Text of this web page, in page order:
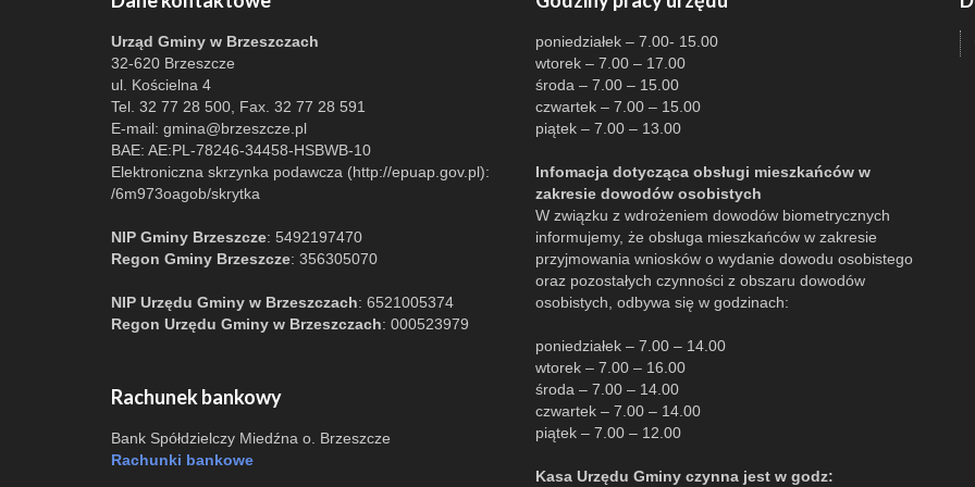
Urząd Gminy w Brzeszczach
32-620 Brzeszcze
ul. Kościelna 4
Tel. 32 77 28 500, Fax. 32 77 28 591
E-mail: gmina@brzeszcze.pl
BAE: AE:PL-78246-34458-HSBWB-10
Elektroniczna skrzynka podawcza (http://epuap.gov.pl):
/6m973oagob/skrytka
NIP Gminy Brzeszcze: 5492197470
Regon Gminy Brzeszcze: 356305070
NIP Urzędu Gminy w Brzeszczach: 6521005374
Regon Urzędu Gminy w Brzeszczach: 000523979
Rachunek bankowy
Bank Spółdzielczy Miedźna o. Brzeszcze
Rachunki bankowe
poniedziałek – 7.00- 15.00
wtorek – 7.00 – 17.00
środa – 7.00 – 15.00
czwartek – 7.00 – 15.00
piątek – 7.00 – 13.00
Infomacja dotycząca obsługi mieszkańców w
zakresie dowodów osobistych
W związku z wdrożeniem dowodów biometrycznych
informujemy, że obsługa mieszkańców w zakresie
przyjmowania wniosków o wydanie dowodu osobistego
oraz pozostałych czynności z obszaru dowodów
osobistych, odbywa się w godzinach:
poniedziałek – 7.00 – 14.00
wtorek – 7.00 – 16.00
środa – 7.00 – 14.00
czwartek – 7.00 – 14.00
piątek – 7.00 – 12.00
Kasa Urzędu Gminy czynna jest w godz: